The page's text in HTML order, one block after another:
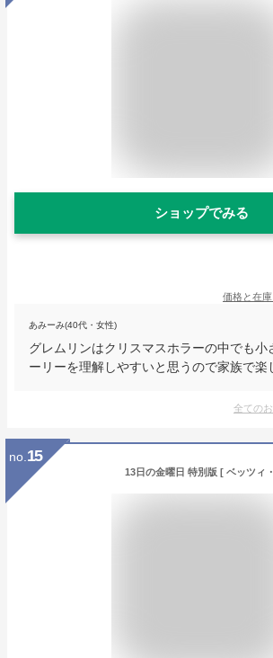
ショップでみる
価格と在庫
あみーみ(40代・女性)
グレムリンはクリスマスホラーの中でも小
ーリーを理解しやすいと思うので家族で楽
全ての
no. 15
13日の金曜日 特別版 [ ベッツィ